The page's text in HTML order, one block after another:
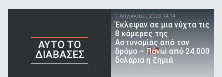
AYTO TO
ΔΙΑΒΑΣΕΣ
7 Αυγούστου 2026 14:14
Έκλεψαν σε μια νύχτα τις
8 κάμερες της
Αστυνομίας από τον
δρόμο – Πάνω από 24.000
δολάρια η ζημιά